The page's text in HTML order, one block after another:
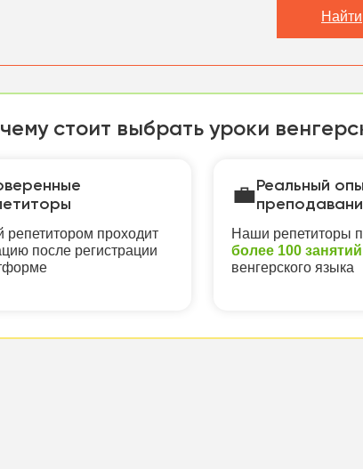
Найти
стоит выбрать уроки
репетитором проходит
после регистрации
💼 Реальный
Наши репетиторы
более 100 занятий
венгерского языка